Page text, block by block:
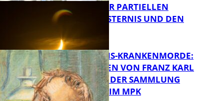
Bildung
VORTRAG ZUR PARTIELLEN
SONNENFINSTERNIS UND DEN
PERSEIDEN
OPFER DER NS-KRANKENMORDE:
ZEICHNUNGEN VON FRANZ KARL
BÜHLER AUS DER SAMMLUNG
PRINZHORN IM MPK